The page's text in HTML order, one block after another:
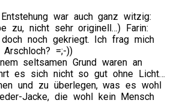
war auch ganz witzig:
zu, nicht sehr originell…) Farin:
noch gekriegt. Ich frag mich
=;-))
seltsamen Grund waren an
es sich nicht so gut ohne Licht…
und zu überlegen, was es wohl
Jacke, die wohl kein Mensch